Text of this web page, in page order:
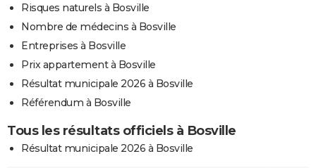
Risques naturels à Bosville
Nombre de médecins à Bosville
Entreprises à Bosville
Prix appartement à Bosville
Résultat municipale 2026 à Bosville
Référendum à Bosville
Tous les résultats officiels à Bosville
Résultat municipale 2026 à Bosville